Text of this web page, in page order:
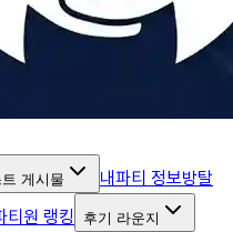
게시물 내파티 정보방탈
티원 랭킹 후기 라운지